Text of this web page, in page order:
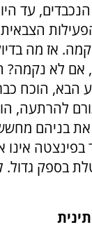
עד
אז מה
אם לא נקמה?
הבא, הוכח
להרתעה,
את בניהם
בפינצטה
בספק גדול.